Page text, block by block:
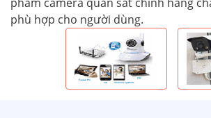
phù hợp cho người dùng.